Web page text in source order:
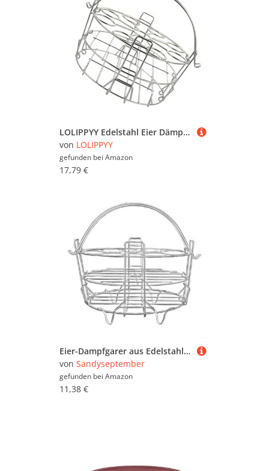
LOLIPPYY Edelstahl Eier Dämpfergestell Dreistöckig Stapelbar Rostfrei Spülmaschinenfest Langlebiges Küchenzubehör zum Dämpfen von Eiern und Speisen Praktisches Kochzubehör für Haushalt
von LOLIPPYY
gefunden bei Amazon
17,79 €
Eier-Dampfgarer aus Edelstahl, 3-lagiges Design zum Dämpfen von Eiern und mehr, spülmaschinenfest mit Griff für einfaches Herausnehmen aus Töpfen
von Sandyseptember
gefunden bei Amazon
11,38 €